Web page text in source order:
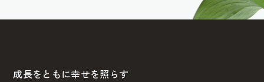
成長をともに幸せを照らす